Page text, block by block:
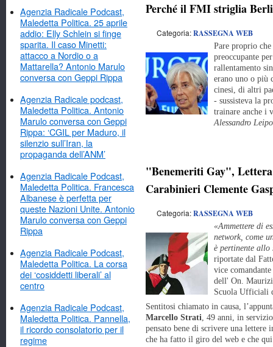
Agenzia Radicale Podcast,
Maledetta Politica. 25 aprile
addio: Elly Schlein si finge
sparita. Il caso Minetti:
attacco a Nordio o a
Mattarella? Antonio Marulo
conversa con Geppi Rippa
Agenzia Radicale podcast,
Maledetta Politica. Antonio
Marulo conversa con Geppi
Rippa: ‘CGIL per Maduro, il
silenzio sull’Iran, la
propaganda dell’ANM’
Agenzia Radicale Podcast,
Maledetta Politica. Francesca
Albanese è perfetta per
queste Nazioni Unite. Antonio
Marulo conversa con Geppi
Rippa
Agenzia Radicale Podcast,
Maledetta Politica. La corsa
dei ‘cosiddetti liberali’ al
centro
Agenzia Radicale Podcast,
Maledetta Politica. Pannella,
il ricordo consolatorio per il
regime
Perché il FMI striglia
Categoria:RASSEGNA WEB
Pare proprio
preoccupante
rallentamento
erano uno o più
cinesi, di altri
- sussisteva la
trainare anche i
Alessandro
"Benemeriti Gay",
Carabinieri Clemente
Categoria:RASSEGNA WEB
«Ammettere di
network, come
è pertinente allo
riportate dal
vice
dell' On.
Scuola Ufficiali
Sentitosi chiamato in causa,
Marcello Strati, 49 anni, in
pensato bene di scrivere una lettere
che ha fatto il giro del web e che